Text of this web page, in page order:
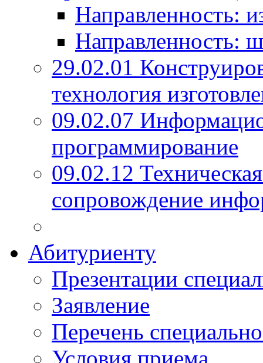
Направленность:
Направленность:
29.02.01
технология
09.02.07
программирование
09.02.12
сопровождение
Абитуриенту
Презентации
Заявление
Перечень